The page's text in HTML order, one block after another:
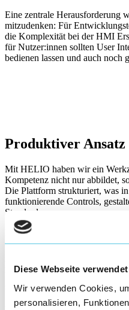
Diese Webseite
Wir verwenden Cookies,
personalisieren,
Eine zentrale Herausforderung
mitzudenken: Für
die Komplexität bei der HMI
für Nutzer:innen sollten User
bedienen lassen und auch noch
Produktiver Ansatz
Mit HELIO haben wir ein
Kompetenz nicht nur abbildet,
Die Plattform strukturiert, was
funktionierende Controls,
Standards.
Das Ziel waren nicht
sondern ein System mit klaren
hoch spezialisiertes Werkzeug
benutzbare industrielle
systematischer Prozess – nicht
Designbüro bedeutet das vor